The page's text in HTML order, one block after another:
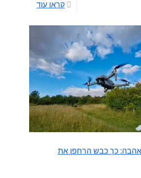
קראו עוד
כך כבש הרחפן את